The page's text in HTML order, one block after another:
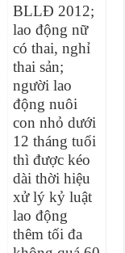
BLLĐ 2012;
lao động nữ
có thai, nghỉ
thai sản;
người lao
động nuôi
con nhỏ dưới
12 tháng tuổi
thì được kéo
dài thời hiệu
xử lý kỷ luật
lao động
thêm tối đa